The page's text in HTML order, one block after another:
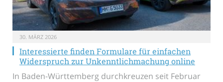
30. MÄRZ 2026
Interessierte finden Formulare für einfachen
Widerspruch zur Unkenntlichmachung online
In Baden-Württemberg durchkreuzen seit Februar